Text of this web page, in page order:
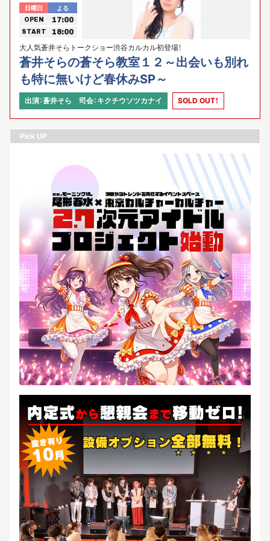
日曜日 よる
OPEN 17:00
START 18:00
大人気蒼井そらトークショー渋谷カルカル初登場！
蒼井そらの蒼そら教室１２～出会いも別れ
も特に無いけど春休みSP～
出演：蒼井そら 司会：キクチウソツカナイ SOLD OUT！
Pick UP